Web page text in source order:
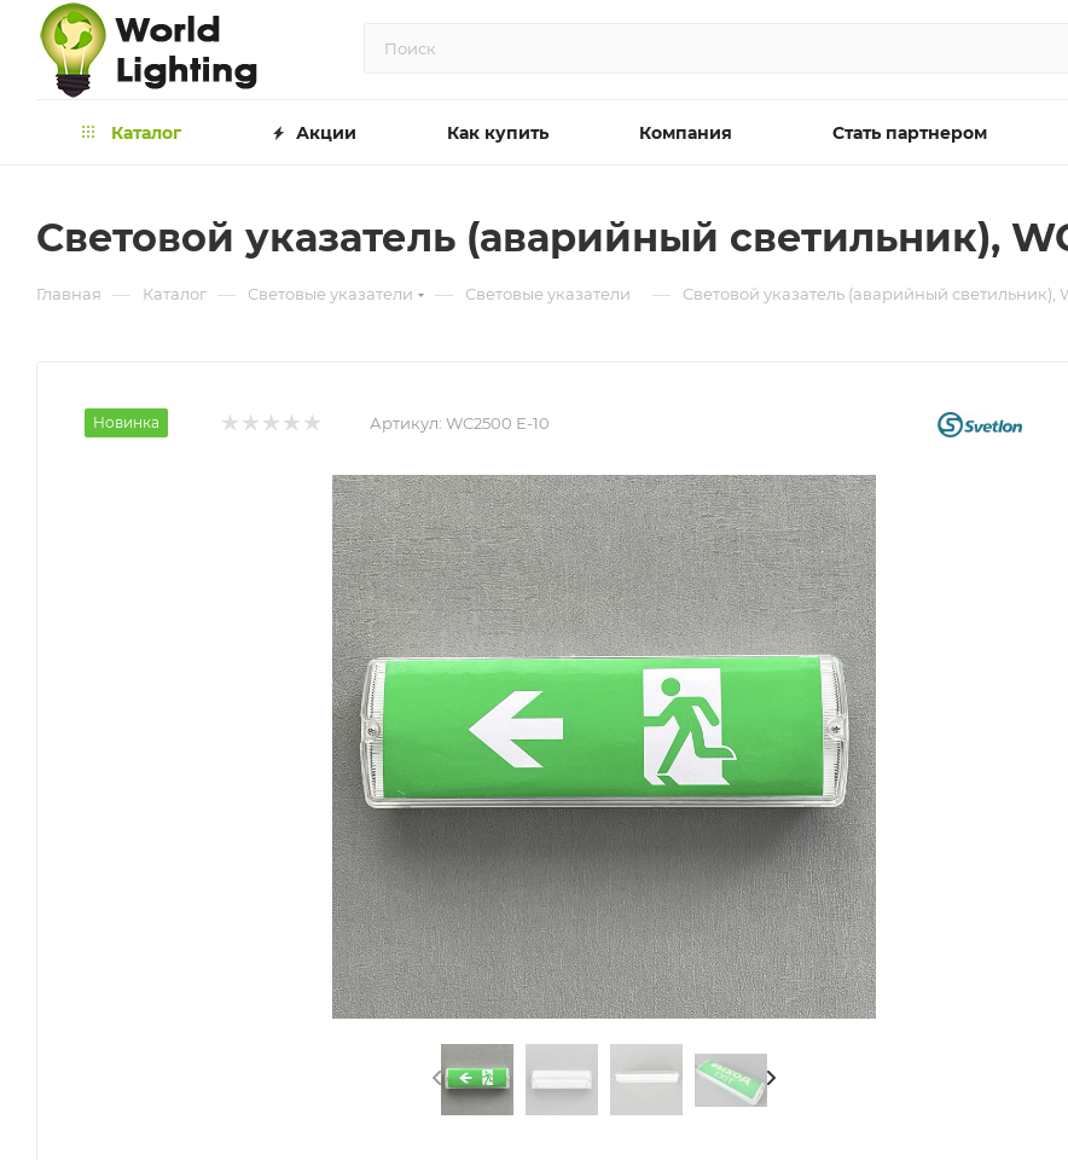
Каталог Акции Как купить Компания Стать партнером
Световой указатель (аварийный светильник),
Главная — Каталог — Световые указатели — Световые указатели — Световой указатель (аварийный светильник),
Новинка Артикул: WC2500 Е-10